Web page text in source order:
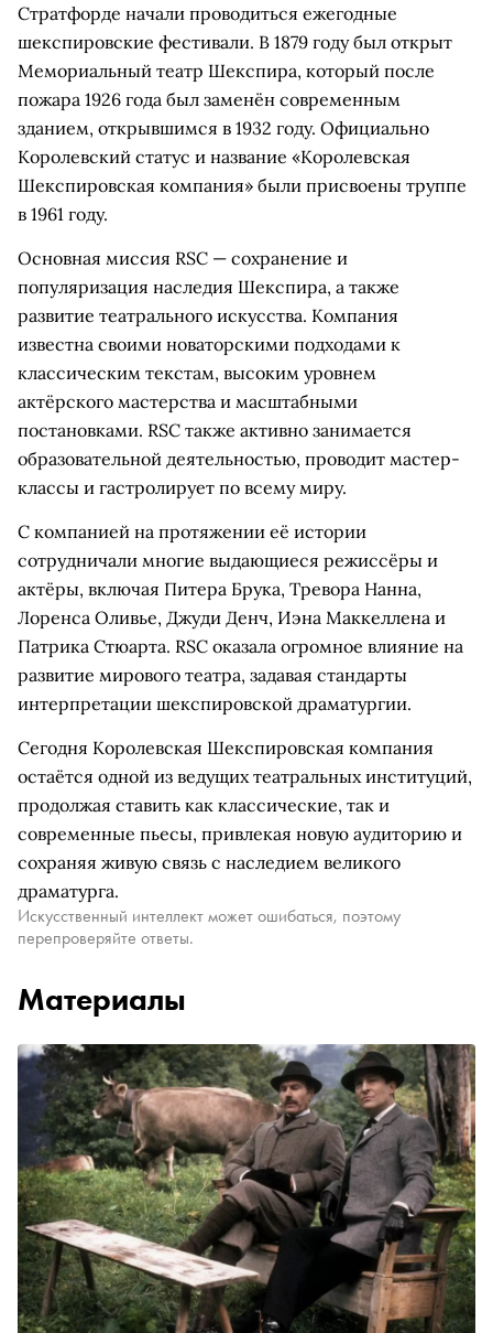
Стратфорде начали проводиться ежегодные
шекспировские фестивали. В 1879 году был открыт
Мемориальный театр Шекспира, который после
пожара 1926 года был заменён современным
зданием, открывшимся в 1932 году. Официально
Королевский статус и название «Королевская
Шекспировская компания» были присвоены труппе
в 1961 году.
Основная миссия RSC — сохранение и
популяризация наследия Шекспира, а также
развитие театрального искусства. Компания
известна своими новаторскими подходами к
классическим текстам, высоким уровнем
актёрского мастерства и масштабными
постановками. RSC также активно занимается
образовательной деятельностью, проводит мастер-
классы и гастролирует по всему миру.
С компанией на протяжении её истории
сотрудничали многие выдающиеся режиссёры и
актёры, включая Питера Брука, Тревора Нанна,
Лоренса Оливье, Джуди Денч, Иэна Маккеллена и
Патрика Стюарта. RSC оказала огромное влияние на
развитие мирового театра, задавая стандарты
интерпретации шекспировской драматургии.
Сегодня Королевская Шекспировская компания
остаётся одной из ведущих театральных институций,
продолжая ставить как классические, так и
современные пьесы, привлекая новую аудиторию и
сохраняя живую связь с наследием великого
драматурга.
Искусственный интеллект может ошибаться, поэтому
перепроверяйте ответы.
Материалы